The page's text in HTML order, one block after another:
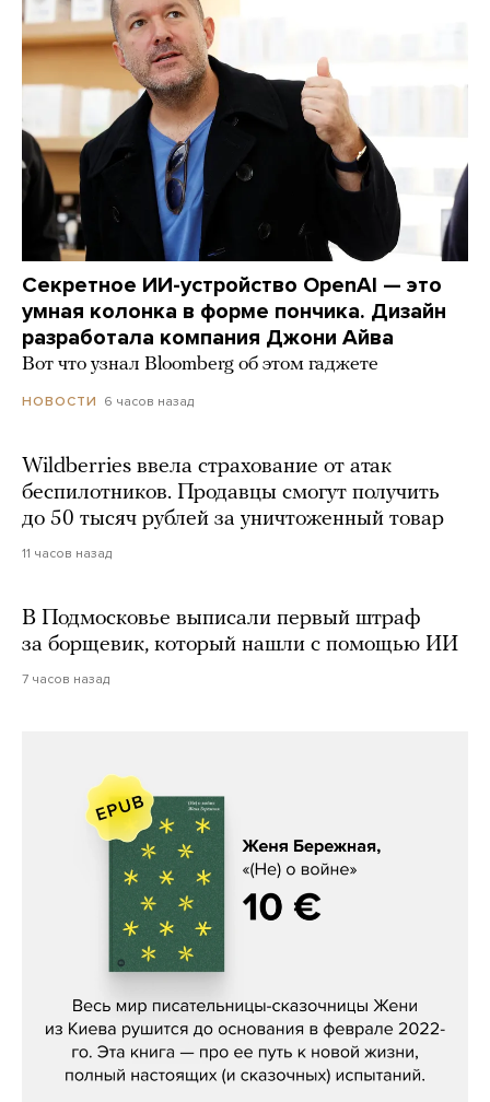
Секретное ИИ-устройство OpenAI — это
умная колонка в форме пончика. Дизайн
разработала компания Джони Айва
Вот что узнал Bloomberg об этом гаджете
НОВОСТИ 6 часов назад
Wildberries ввела страхование от атак
беспилотников. Продавцы смогут получить
до 50 тысяч рублей за уничтоженный товар
11 часов назад
В Подмосковье выписали первый штраф
за борщевик, который нашли с помощью ИИ
7 часов назад
Женя Бережная, «(Не) о войне»